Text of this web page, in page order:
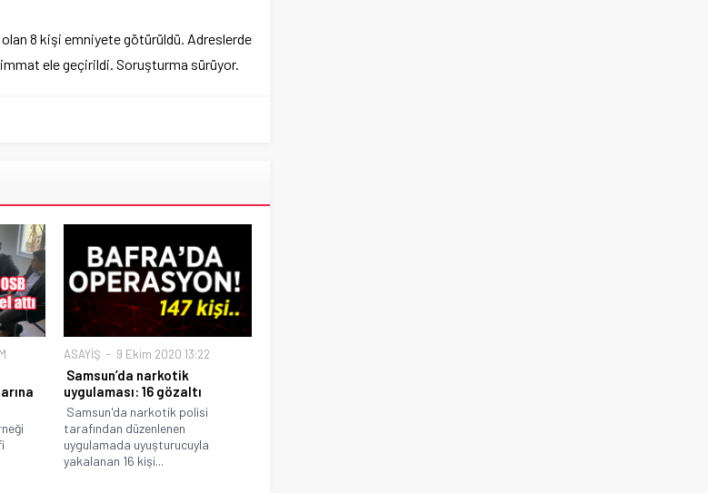
8 kişi emniyete götürüldü. Adreslerde
ele geçirildi. Soruşturma sürüyor.
ASAYİŞ 9 Ekim 2020 13:22
Samsun’da narkotik
uygulaması: 16 gözaltı
Samsun'da narkotik polisi
tarafından düzenlenen
uygulamada uyuşturucuyla
yakalanan 16 kişi...